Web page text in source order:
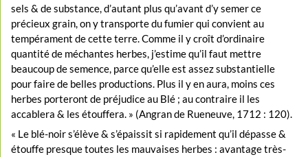
sels & de substance, d’autant plus qu’avant d’y semer ce
précieux grain, on y transporte du fumier qui convient au
tempérament de cette terre. Comme il y croît d’ordinaire
quantité de méchantes herbes, j’estime qu’il faut mettre
beaucoup de semence, parce qu’elle est assez substantielle
pour faire de belles productions. Plus il y en aura, moins ces
herbes porteront de préjudice au Blé ; au contraire il les
accablera & les étouffera. » (Angran de Rueneuve, 1712 : 120).
« Le blé-noir s’élève & s’épaissit si rapidement qu’il dépasse &
étouffe presque toutes les mauvaises herbes : avantage très-